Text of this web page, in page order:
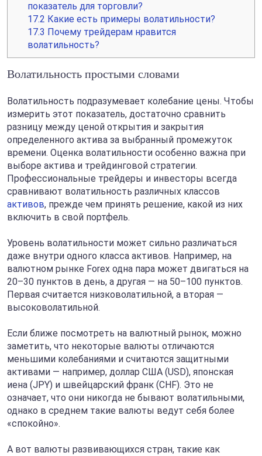
показатель для торговли?
17.2 Какие есть примеры волатильности?
17.3 Почему трейдерам нравится
волатильность?
Волатильность простыми словами
Волатильность подразумевает колебание цены. Чтобы
измерить этот показатель, достаточно сравнить
разницу между ценой открытия и закрытия
определенного актива за выбранный промежуток
времени. Оценка волатильности особенно важна при
выборе актива и трейдинговой стратегии.
Профессиональные трейдеры и инвесторы всегда
сравнивают волатильность различных классов
активов, прежде чем принять решение, какой из них
включить в свой портфель.
Уровень волатильности может сильно различаться
даже внутри одного класса активов. Например, на
валютном рынке Forex одна пара может двигаться на
20–30 пунктов в день, а другая — на 50–100 пунктов.
Первая считается низковолатильной, а вторая —
высоковолатильной.
Если ближе посмотреть на валютный рынок, можно
заметить, что некоторые валюты отличаются
меньшими колебаниями и считаются защитными
активами — например, доллар США (USD), японская
иена (JPY) и швейцарский франк (CHF). Это не
означает, что они никогда не бывают волатильными,
однако в среднем такие валюты ведут себя более
«спокойно».
А вот валюты развивающихся стран, такие как